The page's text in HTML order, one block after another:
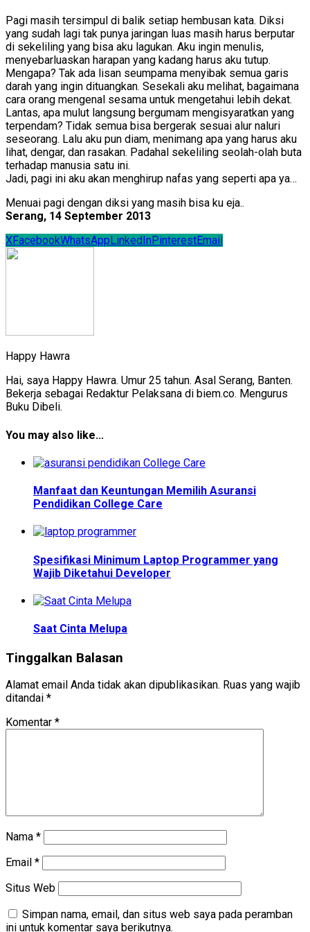
Pagi masih tersimpul di balik setiap hembusan kata. Diksi
yang sudah lagi tak punya jaringan luas masih harus berputar
di sekeliling yang bisa aku lagukan. Aku ingin menulis,
menyebarluaskan harapan yang kadang harus aku tutup.
Mengapa? Tak ada lisan seumpama menyibak semua garis
darah yang ingin dituangkan. Sesekali aku melihat, bagaimana
cara orang mengenal sesama untuk mengetahui lebih dekat.
Lantas, apa mulut langsung bergumam mengisyaratkan yang
terpendam? Tidak semua bisa bergerak sesuai alur naluri
seseorang. Lalu aku pun diam, menimang apa yang harus aku
lihat, dengar, dan rasakan. Padahal sekeliling seolah-olah buta
terhadap manusia satu ini.
Jadi, pagi ini aku akan menghirup nafas yang seperti apa ya…
Menuai pagi dengan diksi yang masih bisa ku eja..
Serang, 14 September 2013
XFacebookWhatsApp LinkedIn PinterestEmail
Happy Hawra
Hai, saya Happy Hawra. Umur 25 tahun. Asal Serang, Banten.
Bekerja sebagai Redaktur Pelaksana di biem.co. Mengurus
Buku Dibeli.
You may also like...
Manfaat dan Keuntungan Memilih Asuransi
Pendidikan College Care
Spesifikasi Minimum Laptop Programmer yang
Wajib Diketahui Developer
Saat Cinta Melupa
Tinggalkan Balasan
Alamat email Anda tidak akan dipublikasikan. Ruas yang wajib
ditandai *
Komentar *
Nama *
Email *
Situs Web
Simpan nama, email, dan situs web saya pada peramban
ini untuk komentar saya berikutnya.